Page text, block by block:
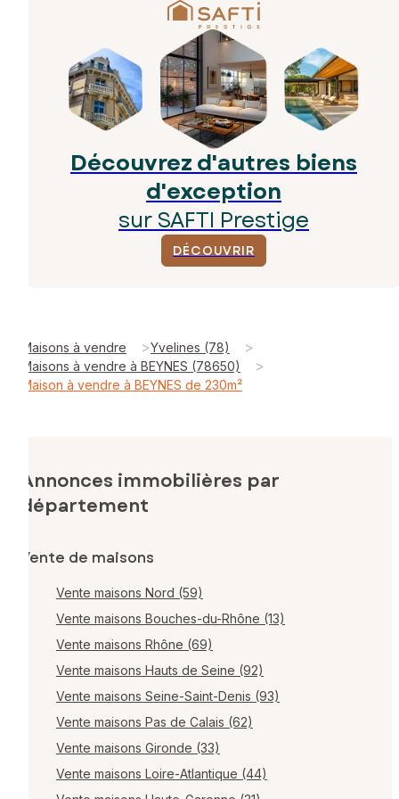
Découvrez d'autres biens
d'exception
sur SAFTI Prestige
DÉCOUVRIR
Maisons à vendre >Yvelines (78) >
Maisons à vendre à BEYNES (78650) >
Maison à vendre à BEYNES de 230m²
Annonces immobilières par
département
Vente de maisons
Vente maisons Nord (59)
Vente maisons Bouches-du-Rhône (13)
Vente maisons Rhône (69)
Vente maisons Hauts de Seine (92)
Vente maisons Seine-Saint-Denis (93)
Vente maisons Pas de Calais (62)
Vente maisons Gironde (33)
Vente maisons Loire-Atlantique (44)